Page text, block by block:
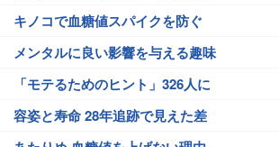
キノコで血糖値スパイクを防ぐ
メンタルに良い影響を与える趣味
「モテるためのヒント」326人に
容姿と寿命 28年追跡で見えた差